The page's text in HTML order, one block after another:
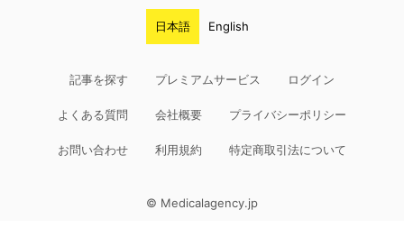
日本語 English
記事を探す プレミアムサービス ログイン
よくある質問 会社概要 プライバシーポリシー
お問い合わせ 利用規約 特定商取引法について
© Medicalagency.jp